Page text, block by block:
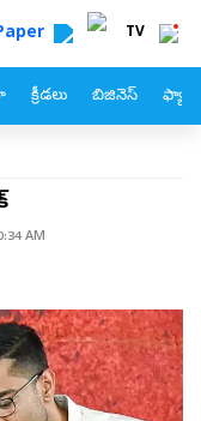
TV
క్రీడలు బిజినెస్
AM